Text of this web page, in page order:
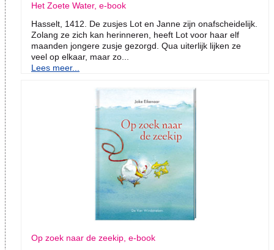
Het Zoete Water, e-book
Hasselt, 1412. De zusjes Lot en Janne zijn onafscheidelijk.
Zolang ze zich kan herinneren, heeft Lot voor haar elf
maanden jongere zusje gezorgd. Qua uiterlijk lijken ze
veel op elkaar, maar zo...
Lees meer...
Op zoek naar de zeekip, e-book